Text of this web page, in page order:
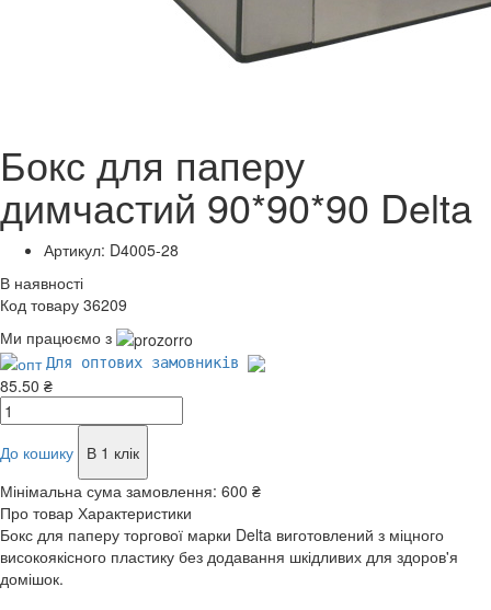
Бокс для паперу
димчастий 90*90*90 Delta
Артикул: D4005-28
В наявності
Код товару 36209
Ми працюємо з
Для оптових замовників
85.50 ₴
До кошику
В 1 клік
Мінімальна сума замовлення: 600 ₴
Про товар Характеристики
Бокс для паперу торгової марки Delta виготовлений з міцного
високоякісного пластику без додавання шкідливих для здоров'я
домішок.